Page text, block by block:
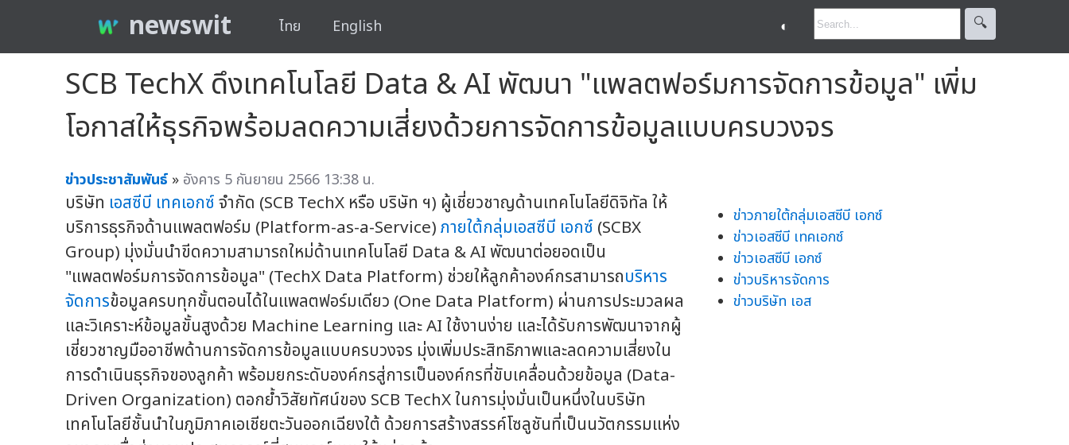
newswit ไทย English ◐ 🔍︎
SCB TechX ดึงเทคโนโลยี Data & AI พัฒนา "แพลตฟอร์มการจัดการข้อมูล" เพิ่ม
โอกาสให้ธุรกิจพร้อมลดความเสี่ยงด้วยการจัดการข้อมูลแบบครบวงจร
ข่าวประชาสัมพันธ์ » อังคาร 5 กันยายน 2566 13:38 น.
บริษัท เอสซีบี เทคเอกซ์จำกัด (SCB TechX หรือ บริษัท ฯ) ผู้เชี่ยวชาญด้านเทคโนโลยีดิจิทัล ให้
บริการธุรกิจด้านแพลตฟอร์ม (Platform-as-a-Service)ภายใต้กลุ่มเอสซีบี เอกซ์ (SCBX
Group) มุ่งมั่นนำขีดความสามารถใหม่ด้านเทคโนโลยี Data & AI พัฒนาต่อยอดเป็น
"แพลตฟอร์มการจัดการข้อมูล" (TechX Data Platform) ช่วยให้ลูกค้าองค์กรสามารถบริหาร
จัดการข้อมูลครบทุกขั้นตอนได้ในแพลตฟอร์มเดียว (One Data Platform) ผ่านการประมวลผล
และวิเคราะห์ข้อมูลขั้นสูงด้วย Machine Learning และ AI ใช้งานง่าย และได้รับการพัฒนาจากผู้
เชี่ยวชาญมืออาชีพด้านการจัดการข้อมูลแบบครบวงจร มุ่งเพิ่มประสิทธิภาพและลดความเสี่ยงใน
การดำเนินธุรกิจของลูกค้า พร้อมยกระดับองค์กรสู่การเป็นองค์กรที่ขับเคลื่อนด้วยข้อมูล (Data-
Driven Organization) ตอกย้ำวิสัยทัศน์ของ SCB TechX ในการมุ่งมั่นเป็นหนึ่งในบริษัท
เทคโนโลยีชั้นนำในภูมิภาคเอเชียตะวันออกเฉียงใต้ ด้วยการสร้างสรรค์โซลูชันที่เป็นนวัตกรรมแห่ง
ข่าวภายใต้กลุ่มเอสซีบี เอกซ์
ข่าวเอสซีบี เทคเอกซ์
ข่าวเอสซีบี เอกซ์
ข่าวบริหารจัดการ
ข่าวบริษัท เอส